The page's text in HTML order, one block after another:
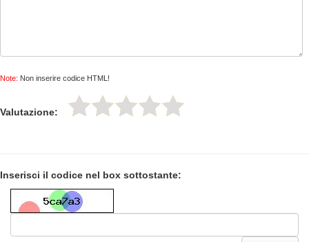
Note: Non inserire codice HTML!
Valutazione:
Inserisci il codice nel box sottostante: